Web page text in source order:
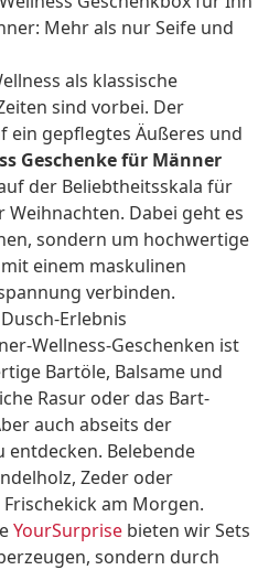
Mehr als nur Seife und
als klassische
sind vorbei. Der
ein gepflegtes Äußeres und
Geschenke für Männer
der Beliebtheitsskala für
Dabei geht es
sondern um hochwertige
einem maskulinen
verbinden.
Erlebnis
Wellness-Geschenken ist
Bartöle, Balsame und
Rasur oder das Bart-
auch abseits der
entdecken. Belebende
Zeder oder
am Morgen.
YourSurprise bieten wir Sets
sondern durch